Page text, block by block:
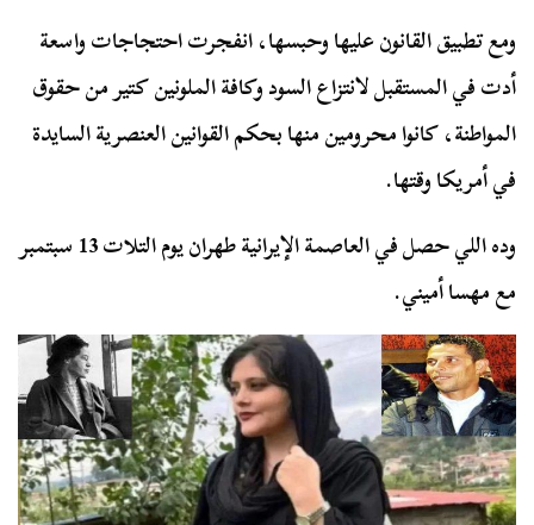
ومع تطبيق القانون عليها وحبسها، انفجرت احتجاجات واسعة
أدت في المستقبل لانتزاع السود وكافة الملونين كتير من حقوق
المواطنة، كانوا محرومين منها بحكم القوانين العنصرية السايدة
في أمريكا وقتها.
وده اللي حصل في العاصمة الإيرانية طهران يوم التلات 13 سبتمبر
مع مهسا أميني.